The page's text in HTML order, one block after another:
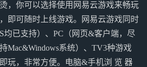
，你可以选择使用网易云游戏来畅玩
即可随时上线游戏。网易云游戏同时
均已支持）、PC（网页&客户端，尽
Mac&Windows系统）、TV3种游戏
玩，非常方便。电脑&手机浏 览 器